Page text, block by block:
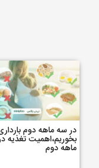
در سه ماهه دوم
بخوریم،اهمیت تغذیه
ماهه دوم